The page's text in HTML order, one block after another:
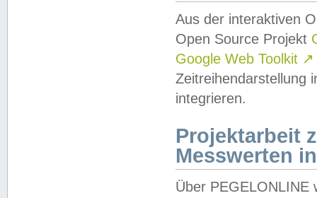
Aus der interaktiven
Open Source Projekt
Google Web Toolkit ↗
Zeitreihendarstellung
integrieren.
Projektarbeit
Messwerten
Über PEGELONLINE